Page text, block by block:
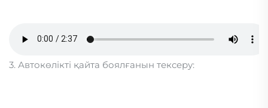
3. Автокөлікті қайта боялғанын тексеру: